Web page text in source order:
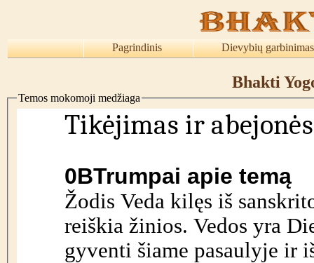
Pagrindinis Dievybių garbinimas
Bhakti
Temos mokomoji medžiaga
Tikėjimas ir abejonės
0BTrumpai apie temą
Žodis Veda kilęs iš
reiškia žinios. Vedos yra
gyventi šiame pasaulyje ir